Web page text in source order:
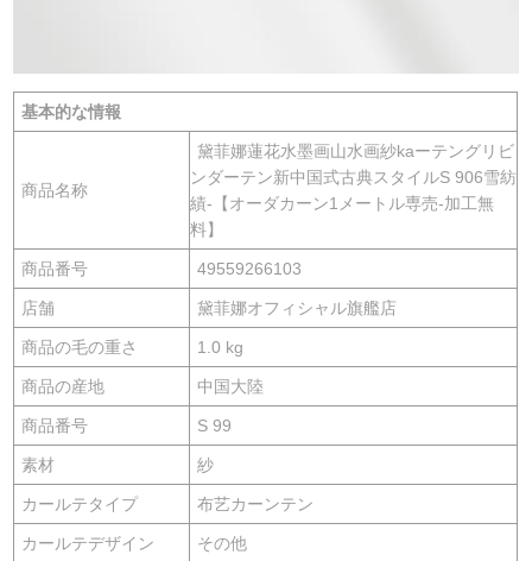
基本的な情報
商品名称
黛菲娜蓮花水墨画山水画紗kaーテングリビ
ンダーテン新中国式古典スタイルS 906雪紡
績-【オーダカーン1メートル専売-加工無
料】
商品番号 49559266103
店舗 黛菲娜オフィシャル旗艦店
商品の毛の重さ 1.0 kg
商品の産地 中国大陸
商品番号 S 99
素材 紗
カールテタイプ 布艺カーンテン
カールテデザイン その他